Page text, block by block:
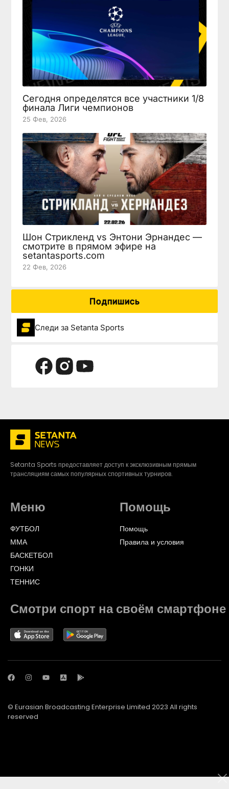
Сегодня определятся все участники 1/8
финала Лиги чемпионов
25 Фев, 2026
Шон Стрикленд vs Энтони Эрнандес —
смотрите в прямом эфире на
setantasports.com
22 Фев, 2026
Подпишись
Следи за Setanta Sports
Setanta Sports предоставляет доступ к эксклюзивным прямым
трансляциям самых популярных спортивных турниров.
Меню
ФУТБОЛ
ММА
БАСКЕТБОЛ
ГОНКИ
ТЕННИС
Помощь
Помощь
Правила и условия
Смотри спорт на своём смартфоне
© Eurasian Broadcasting Enterprise Limited 2023 All rights
reserved